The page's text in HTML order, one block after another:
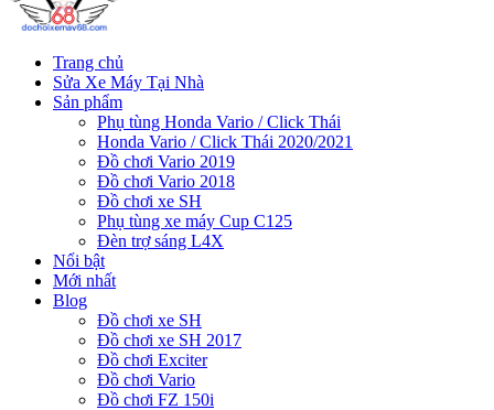
Trang chủ
Sửa Xe Máy Tại Nhà
Sản phẩm
Phụ tùng Honda Vario / Click Thái
Honda Vario / Click Thái 2020/2021
Đồ chơi Vario 2019
Đồ chơi Vario 2018
Đồ chơi xe SH
Phụ tùng xe máy Cup C125
Đèn trợ sáng L4X
Nổi bật
Mới nhất
Blog
Đồ chơi xe SH
Đồ chơi xe SH 2017
Đồ chơi Exciter
Đồ chơi Vario
Đồ chơi FZ 150i